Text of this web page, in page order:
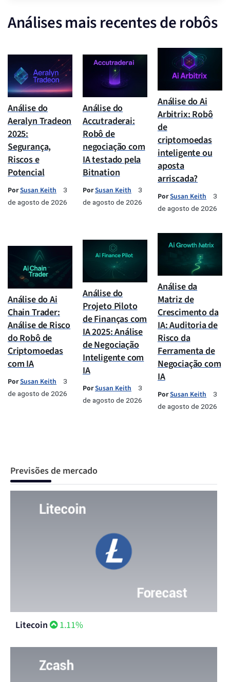
Análises mais recentes de robôs
Análise do
Aeralyn Tradeon
2025:
Segurança,
Riscos e
Potencial
PorSusan Keith
3
de agosto de 2026
Análise do
Accutraderai:
Robô de
negociação com
IA testado pela
Bitnation
PorSusan Keith
3
de agosto de 2026
Análise do Ai
Arbitrix: Robô
de
criptomoedas
inteligente ou
aposta
arriscada?
PorSusan Keith
3
de agosto de 2026
Análise do Ai
Chain Trader:
Análise de Risco
do Robô de
Criptomoedas
com IA
PorSusan Keith
3
de agosto de 2026
Análise do
Projeto Piloto
de Finanças com
IA 2025: Análise
de Negociação
Inteligente com
IA
PorSusan Keith
3
de agosto de 2026
Análise da
Matriz de
Crescimento da
IA: Auditoria de
Risco da
Ferramenta de
Negociação com
IA
PorSusan Keith
3
de agosto de 2026
Previsões de mercado
Litecoin 1.11%